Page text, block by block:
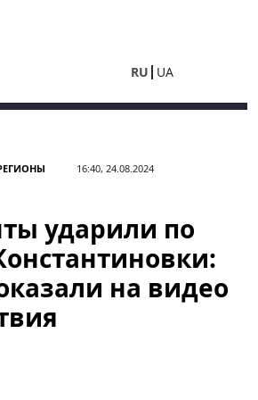
RU UA
16:40, 24.08.2024
ударили по
на видео